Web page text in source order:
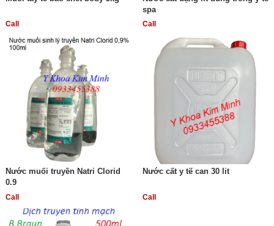
Call
spa
Call
Nước muối truyền Natri Clorid
0.9
Call
Nước cất y tế can 30 lit
Call